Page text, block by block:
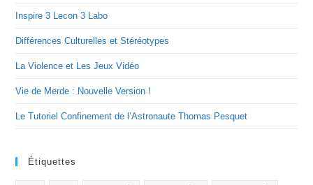
Inspire 3 Lecon 3 Labo
Différences Culturelles et Stéréotypes
La Violence et Les Jeux Vidéo
Vie de Merde : Nouvelle Version !
Le Tutoriel Confinement de l’Astronaute Thomas Pesquet
Étiquettes